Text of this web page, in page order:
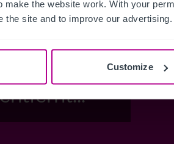
make the website work. With your
the site and to improve our advertising.
Customize
von den